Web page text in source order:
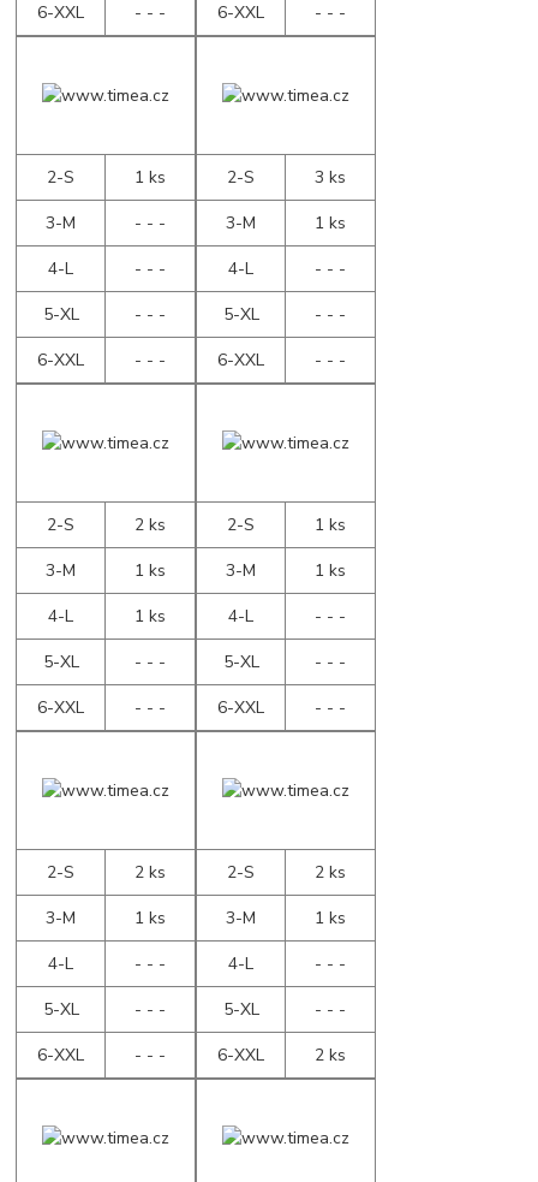
6-XXL
- - -
6-XXL
- - -
2-S
1 ks
3-M
- - -
4-L
- - -
5-XL
- - -
6-XXL
- - -
2-S
3 ks
3-M
1 ks
4-L
- - -
5-XL
- - -
6-XXL
- - -
2-S
2 ks
3-M
1 ks
4-L
1 ks
5-XL
- - -
6-XXL
- - -
2-S
1 ks
3-M
1 ks
4-L
- - -
5-XL
- - -
6-XXL
- - -
2-S
2 ks
3-M
1 ks
4-L
- - -
5-XL
- - -
6-XXL
- - -
2-S
2 ks
3-M
1 ks
4-L
- - -
5-XL
- - -
6-XXL
2 ks